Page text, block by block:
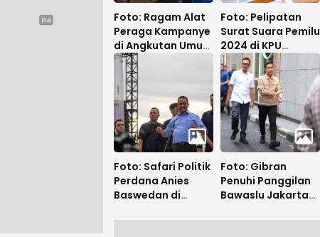
Foto: Ragam Alat
Peraga Kampanye
di Angkutan Umum
Jelang Pemilu
Foto: Pelipatan
Surat Suara Pemilu
2024 di KPU
Jakarta Utara
Foto: Safari Politik
Perdana Anies
Baswedan di
Foto: Gibran
Penuhi Panggilan
Bawaslu Jakarta